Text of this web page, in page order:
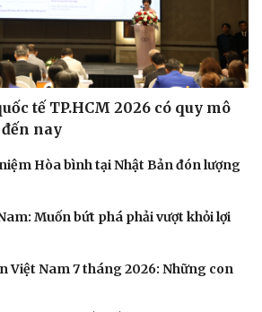
tế TP.HCM 2026 có quy mô
nay
Hòa bình tại Nhật Bản đón lượng
Muốn bứt phá phải vượt khỏi lợi
Việt Nam 7 tháng 2026: Những con